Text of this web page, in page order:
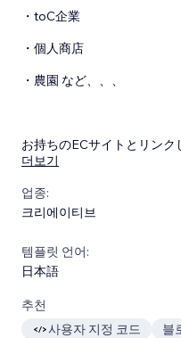
・toC企業
・個人商店
・農園 など、、、
お持ちのECサイトとリンク
더보기
업종:
크리에이티브
템플릿 언어:
日本語
추천
사용자 지정 코드
블